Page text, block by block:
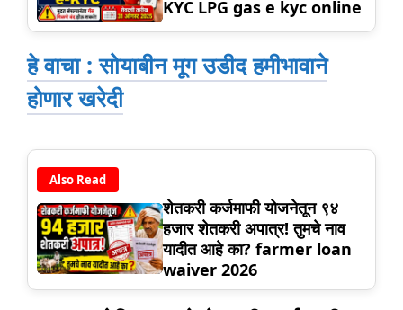
KYC LPG gas e kyc online
हे वाचा : सोयाबीन मूग उडीद हमीभावाने
होणार खरेदी
Also Read
शेतकरी कर्जमाफी योजनेतून ९४
हजार शेतकरी अपात्र! तुमचे नाव
यादीत आहे का? farmer loan
waiver 2026